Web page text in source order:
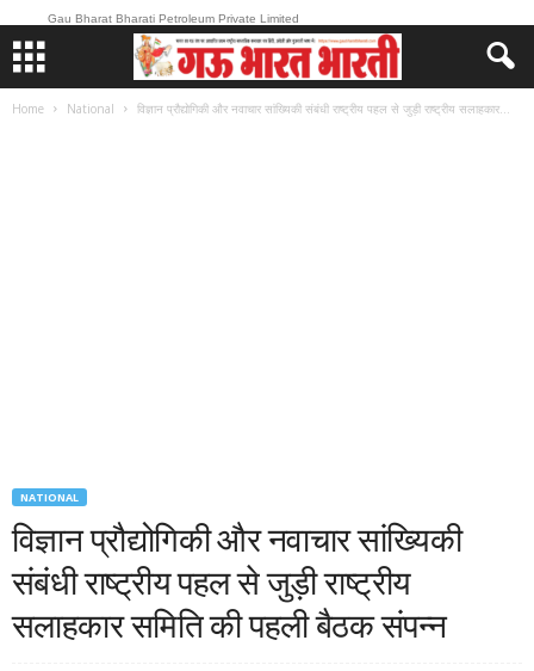
Gau Bharat Bharati Petroleum Private Limited
Home National विज्ञान प्रौद्योगिकी और नवाचार सांख्यिकी संबंधी राष्ट्रीय पहल से जुड़ी राष्ट्रीय सलाहकार...
NATIONAL
विज्ञान प्रौद्योगिकी और नवाचार सांख्यिकी
संबंधी राष्ट्रीय पहल से जुड़ी राष्ट्रीय
सलाहकार समिति की पहली बैठक संपन्न